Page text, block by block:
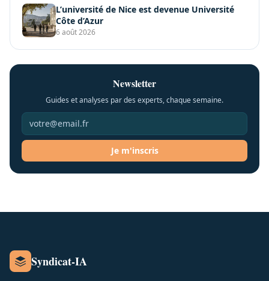
L’université de Nice est devenue Université
Côte d’Azur
6 août 2026
Newsletter
Guides et analyses par des experts, chaque semaine.
Je m'inscris
Syndicat-IA